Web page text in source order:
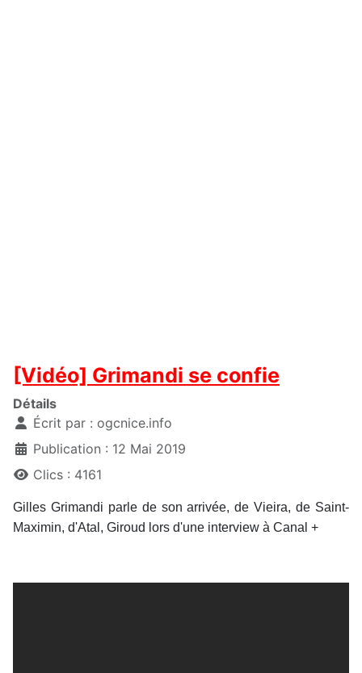
[Vidéo] Grimandi se confie
Détails
Écrit par : ogcnice.info
Publication : 12 Mai 2019
Clics : 4161
Gilles Grimandi parle de son arrivée, de Vieira, de Saint-
Maximin, d'Atal, Giroud lors d'une interview à Canal +